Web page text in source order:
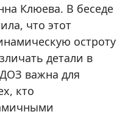
Клюева. В беседе
что этот
остроту
детали в
важна для
кто